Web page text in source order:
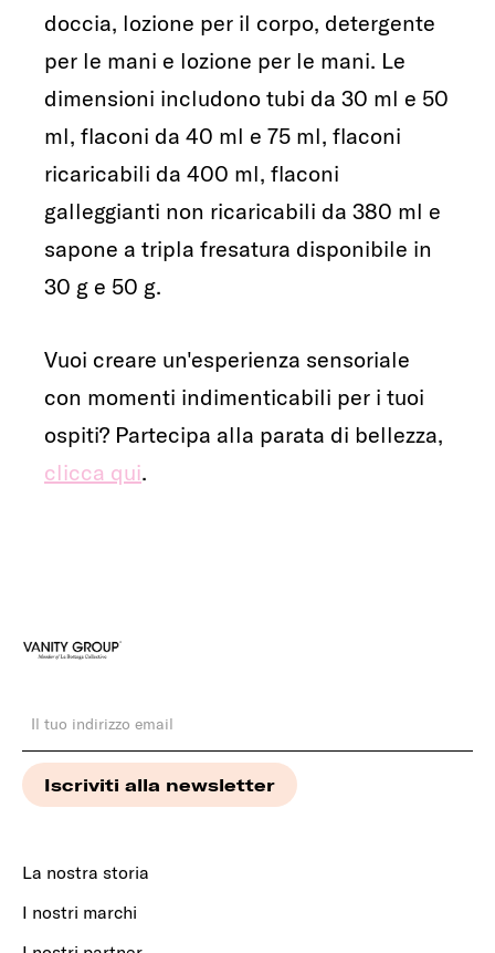
doccia, lozione per il corpo, detergente
per le mani e lozione per le mani. Le
dimensioni includono tubi da 30 ml e 50
ml, flaconi da 40 ml e 75 ml, flaconi
ricaricabili da 400 ml, flaconi
galleggianti non ricaricabili da 380 ml e
sapone a tripla fresatura disponibile in
30 g e 50 g.
Vuoi creare un'esperienza sensoriale
con momenti indimenticabili per i tuoi
ospiti? Partecipa alla parata di bellezza,
clicca qui.
La nostra storia
I nostri marchi